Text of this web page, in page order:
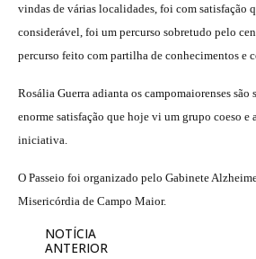
vindas de várias localidades, foi com satisfação
considerável, foi um percurso sobretudo pelo
percurso feito com partilha de conhecimentos e
Rosália Guerra adianta os campomaiorenses
enorme satisfação que hoje vi um grupo coeso e
iniciativa.
O Passeio foi organizado pelo Gabinete
Misericórdia de Campo Maior.
NOTÍCIA
ANTERIOR